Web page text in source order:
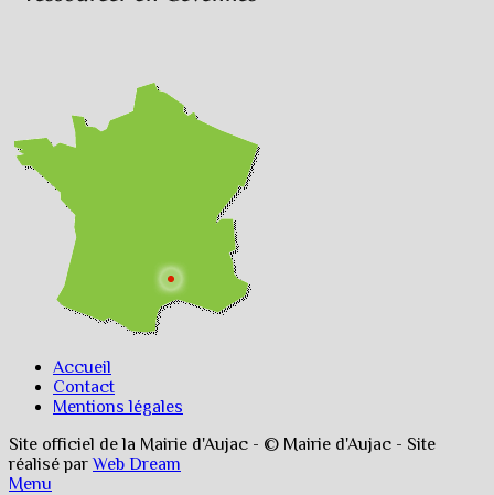
Accueil
Contact
Mentions légales
Site officiel de la Mairie d'Aujac - © Mairie d'Aujac - Site
réalisé parWeb Dream
Menu